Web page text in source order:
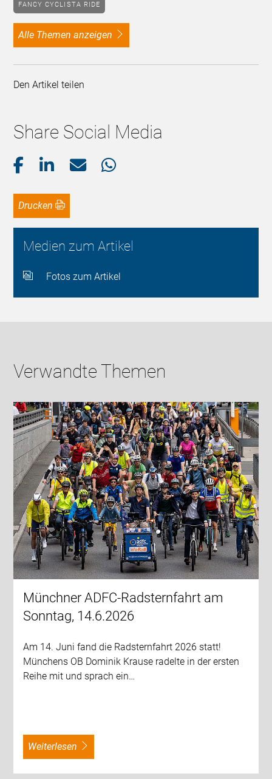
FANCY CYCLISTA RIDE
alle Themen anzeigen
Den Artikel teilen
Share Social Media
Drucken
Medien zum Artikel
Fotos zum Artikel
Verwandte Themen
Münchner ADFC-Radsternfahrt am
Sonntag, 14.6.2026
Am 14. Juni fand die Radsternfahrt 2026 statt!
Münchens OB Dominik Krause radelte in der ersten
Reihe mit und sprach ein…
weiterlesen